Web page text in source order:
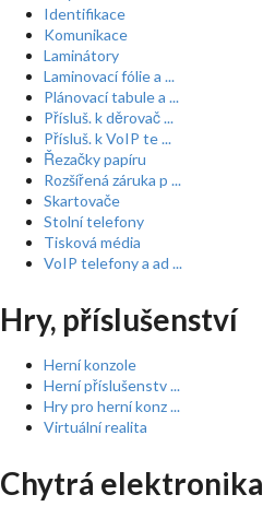
Identifikace
Komunikace
Laminátory
Laminovací fólie a ...
Plánovací tabule a ...
Přísluš. k děrovač ...
Přísluš. k VoIP te ...
Řezačky papíru
Rozšířená záruka p ...
Skartovače
Stolní telefony
Tisková média
VoIP telefony a ad ...
Hry, příslušenství
Herní konzole
Herní příslušenstv ...
Hry pro herní konz ...
Virtuální realita
Chytrá elektronika